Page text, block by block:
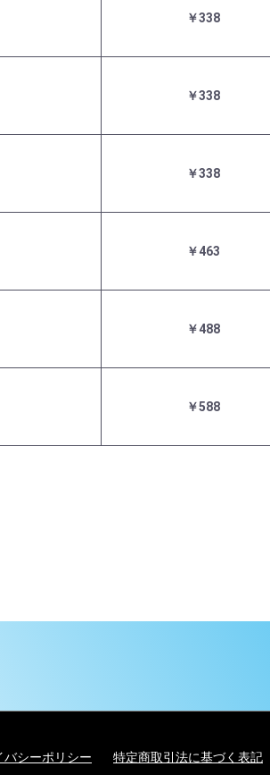
￥338
￥338
￥338
￥463
￥488
￥588
バシーポリシー 特定商取引法に基づく表記